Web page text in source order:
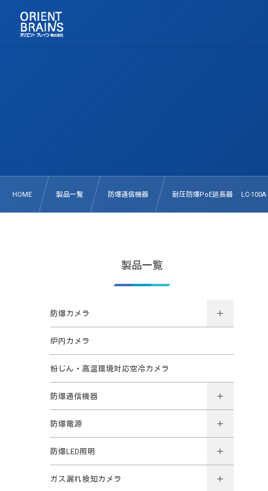
HOME 製品一覧 防爆通信機器 耐圧防爆PoE延長器 LC-100A
製品一覧
防爆カメラ
炉内カメラ
粉じん・高温環境対応空冷カメラ
防爆通信機器
防爆電源
防爆LED照明
ガス漏れ検知カメラ